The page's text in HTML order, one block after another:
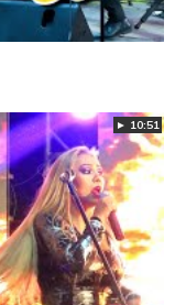
► 10:51